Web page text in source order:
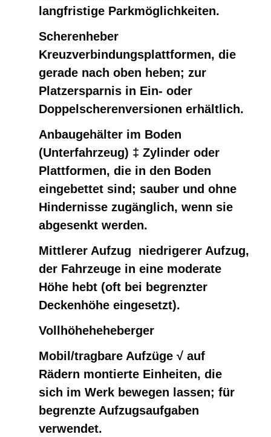
langfristige Parkmöglichkeiten.
Scherenheber ️
Kreuzverbindungsplattformen, die
gerade nach oben heben; zur
Platzersparnis in Ein- oder
Doppelscherenversionen erhältlich.
Anbaugehälter im Boden
(Unterfahrzeug) ‡ Zylinder oder
Plattformen, die in den Boden
eingebettet sind; sauber und ohne
Hindernisse zugänglich, wenn sie
abgesenkt werden.
Mittlerer Aufzug ️ niedrigerer Aufzug,
der Fahrzeuge in eine moderate
Höhe hebt (oft bei begrenzter
Deckenhöhe eingesetzt).
Vollhöheheheberger
Mobil/tragbare Aufzüge √ auf
Rädern montierte Einheiten, die
sich im Werk bewegen lassen; für
begrenzte Aufzugsaufgaben
verwendet.